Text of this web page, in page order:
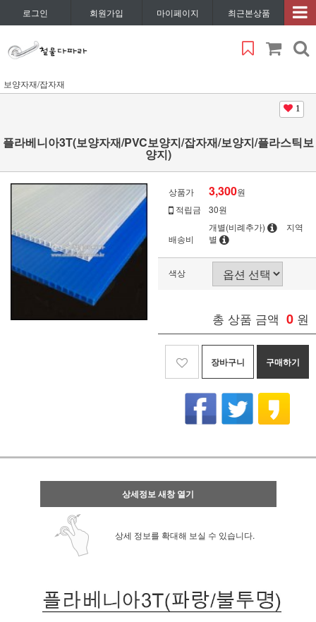
로그인 회원가입 마이페이지 최근본상품
보양자재/잡자재
1
플라베니아3T(보양자재/PVC보양지/잡자재/보양지/플라스틱보
양지)
상품가 3,300원
적립금
30원
배송비
개별(비례추가)
지역
별
색상
총 상품 금액 0 원
장바구니 구매하기
상세정보 새창 열기
상세 정보를 확대해 보실 수 있습니다.